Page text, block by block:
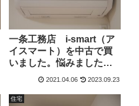
一条工務店 i-smart（ア
イスマート）を中古で買
いました。悩みました、
高気密・高断熱の家のエ
た。
2021.04.06 2023.09.23
住宅